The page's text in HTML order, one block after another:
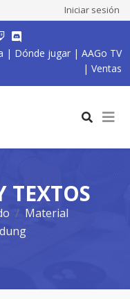
Iniciar sesión
| Dónde jugar | AAGo TV
| Ventas
TEXTOS
Material